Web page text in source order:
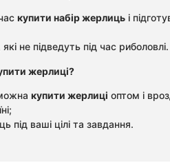
купити набір жерлиць і
не підведуть під час риболовлі.
жерлиці?
купити жерлиці оптом і
під ваші цілі та завдання.